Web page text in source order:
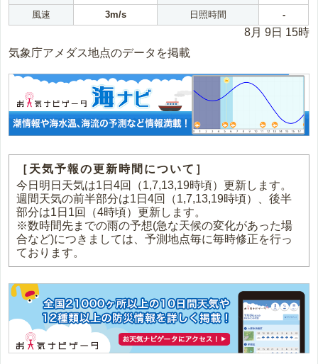
風速
3m/s 日照時間 -
8月 9日 15時
気象庁アメダス地点のデータを掲載
［天気予報の更新時間について］
今日明日天気は1日4回（1,7,13,19時頃）更新します。
週間天気の前半部分は1日4回（1,7,13,19時頃）、後半
部分は1日1回（4時頃）更新します。
※数時間先までの雨の予想(急な天候の変化があった場
合など)につきましては、予測地点毎に毎時修正を行っ
ております。